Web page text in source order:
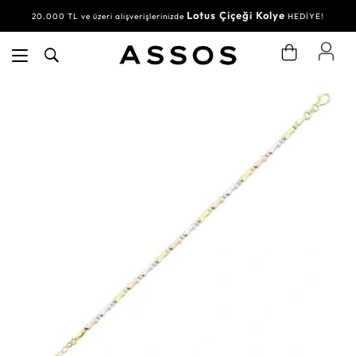
20.000 TL ve üzeri alışverişlerinizde Lotus Çiçeği Kolye HEDİYE!